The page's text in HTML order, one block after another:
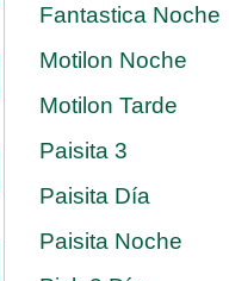
Fantastica Noche
Motilon Noche
Motilon Tarde
Paisita 3
Paisita Día
Paisita Noche